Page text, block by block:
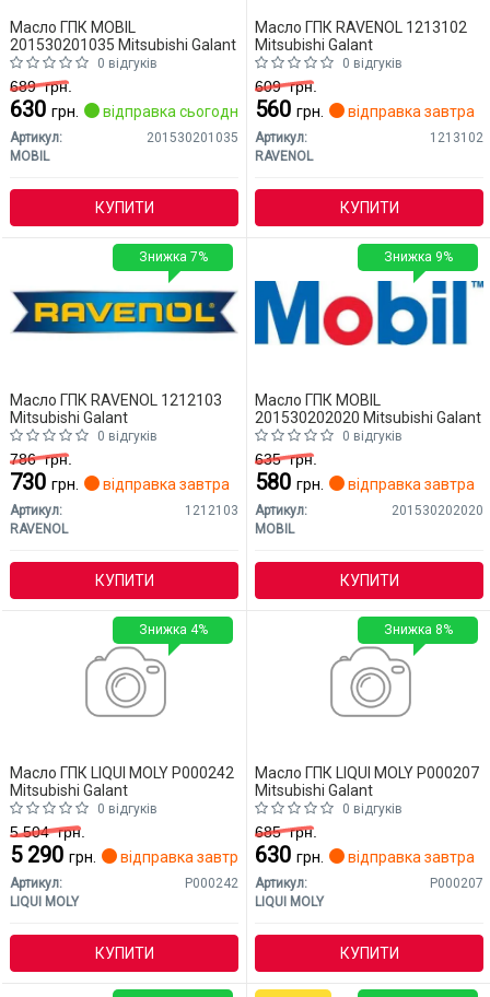
Масло ГПК MOBIL
201530201035 Mitsubishi Galant
0 відгуків
689грн.
630 грн. відправка сьогодні
Артикул:
201530201035
MOBIL
КУПИТИ
Масло ГПК RAVENOL 1213102
Mitsubishi Galant
0 відгуків
609грн.
560 грн. відправка завтра
Артикул:
1213102
RAVENOL
КУПИТИ
Масло ГПК RAVENOL 1212103
Mitsubishi Galant
0 відгуків
786грн.
730 грн. відправка завтра
Артикул:
1212103
RAVENOL
КУПИТИ
Знижка 7%
Масло ГПК MOBIL
201530202020 Mitsubishi Galant
0 відгуків
635грн.
580 грн. відправка завтра
Артикул:
201530202020
MOBIL
КУПИТИ
Знижка 9%
Масло ГПК LIQUI MOLY P000242
Mitsubishi Galant
0 відгуків
5 504грн.
5 290 грн. відправка завтра
Артикул:
P000242
LIQUI MOLY
КУПИТИ
Знижка 4%
Масло ГПК LIQUI MOLY P000207
Mitsubishi Galant
0 відгуків
685грн.
630 грн. відправка завтра
Артикул:
P000207
LIQUI MOLY
КУПИТИ
Знижка 8%